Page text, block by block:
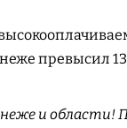
превысил
и области!